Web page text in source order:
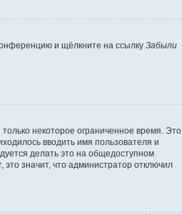
и щёлкните на ссылку Забыли
некоторое ограниченное время. Это
вводить имя пользователя и
делать это на общедоступном
это значит, что администратор отключил